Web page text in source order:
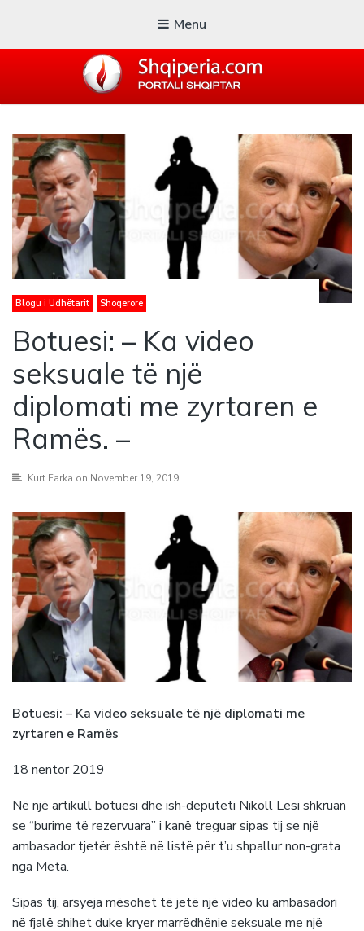
Menu
Blogu i ShqiperiaCom
Blogu i Udhëtarit Shoqerore
Botuesi: – Ka video
seksuale të një
diplomati me zyrtaren e
Ramës. –
Kurt Farka on November 19, 2019
Botuesi: – Ka video seksuale të një diplomati me
zyrtaren e Ramës
18 nentor 2019
Në një artikull botuesi dhe ish-deputeti Nikoll Lesi shkruan
se “burime të rezervuara” i kanë treguar sipas tij se një
ambasador tjetër është në listë për t’u shpallur non-grata
nga Meta.
Sipas tij, arsyeja mësohet të jetë një video ku ambasadori
në fjalë shihet duke kryer marrëdhënie seksuale me një